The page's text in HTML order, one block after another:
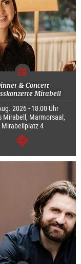
& Concert
Mirabell
2026 - 18:00 Uhr
Mirabell, Marmorsaal,
Mirabellplatz 4
weiter